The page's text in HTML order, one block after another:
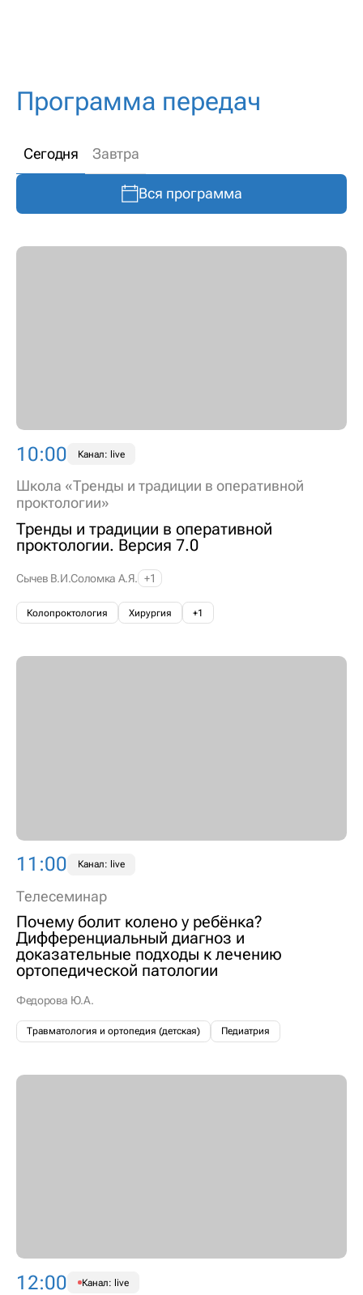
Программа передач
Сегодня Завтра
Вся программа
10:00 Канал: live
Школа «Тренды и традиции в оперативной
проктологии»
Тренды и традиции в оперативной
проктологии. Версия 7.0
Сычев В.И.Соломка А.Я. +1
Колопроктология Хирургия +1
11:00 Канал: live
Телесеминар
Почему болит колено у ребёнка?
Дифференциальный диагноз и
доказательные подходы к лечению
ортопедической патологии
Федорова Ю.А.
Травматология и ортопедия (детская) Педиатрия
12:00 Канал: live